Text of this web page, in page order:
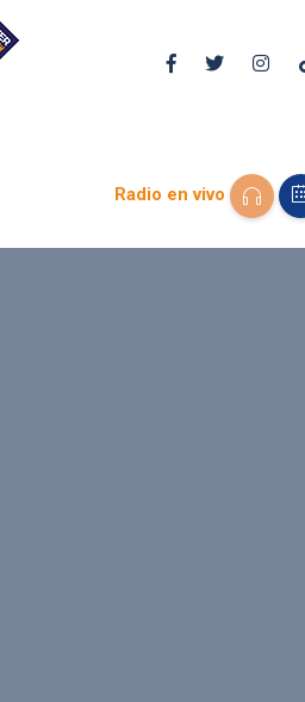
Radio en vivo